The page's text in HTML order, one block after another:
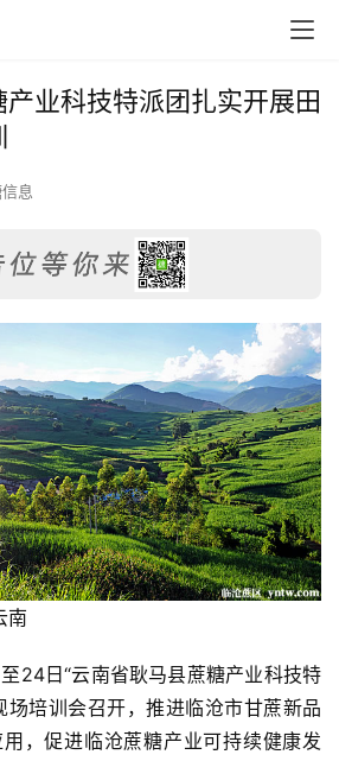
业科技特派团扎实开展田
息
南
24日“云南省耿马县蔗糖产业科技特
场培训会召开，推进临沧市甘蔗新品
，促进临沧蔗糖产业可持续健康发